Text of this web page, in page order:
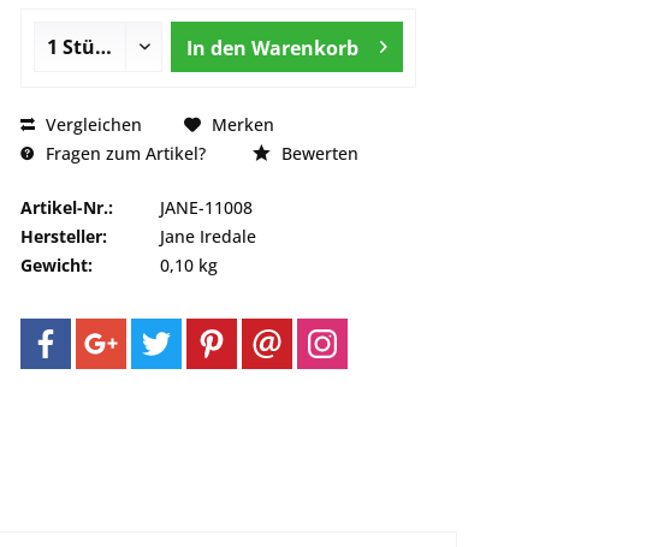
In den Warenkorb
Vergleichen
Merken
Fragen zum Artikel?
Bewerten
Artikel-Nr.:
JANE-11008
Hersteller:
Jane Iredale
Gewicht:
0,10 kg